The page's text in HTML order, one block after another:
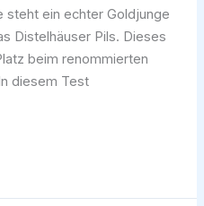
steht ein echter Goldjunge
Distelhäuser Pils. Dieses
beim renommierten
diesem Test